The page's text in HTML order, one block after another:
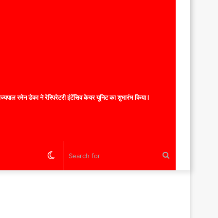
रमेन डेका ने रेस्पिरेटरी इंटेंसिव केयर यूनिट का शुभारंभ किया l
Switch